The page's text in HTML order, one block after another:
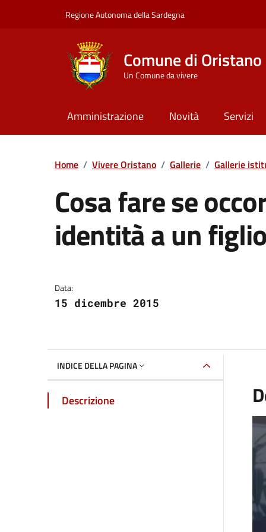
Regione Autonoma della Sardegna
Comune di Oristano
Un Comune da vivere
Amministrazione Novità Servizi
Home / Vivere Oristano / Gallerie / Gallerie
Cosa fare se
identità a un
Data:
15 dicembre 2015
INDICE DELLA PAGINA
Descrizione